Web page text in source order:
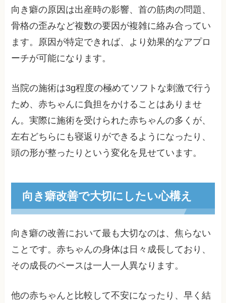
向き癖の原因は出産時の影響、首の筋肉の問題、
骨格の歪みなど複数の要因が複雑に絡み合ってい
ます。原因が特定できれば、より効果的なアプロ
ーチが可能になります。
当院の施術は3g程度の極めてソフトな刺激で行う
ため、赤ちゃんに負担をかけることはありませ
ん。実際に施術を受けられた赤ちゃんの多くが、
左右どちらにも寝返りができるようになったり、
頭の形が整ったりという変化を見せています。
向き癖改善で大切にしたい心構え
向き癖の改善において最も大切なのは、焦らない
ことです。赤ちゃんの身体は日々成長しており、
その成長のペースは一人一人異なります。
他の赤ちゃんと比較して不安になったり、早く結